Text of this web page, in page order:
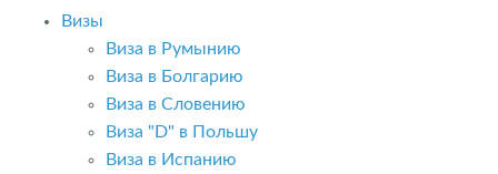
Визы
Виза в Румынию
Виза в Болгарию
Виза в Словению
Виза "D" в Польшу
Виза в Испанию